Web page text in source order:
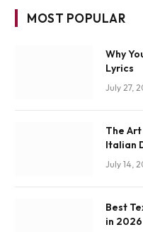
MOST POPULAR
Why
Lyrics
July 27,
The
Italian
July 14,
Best
in 2026